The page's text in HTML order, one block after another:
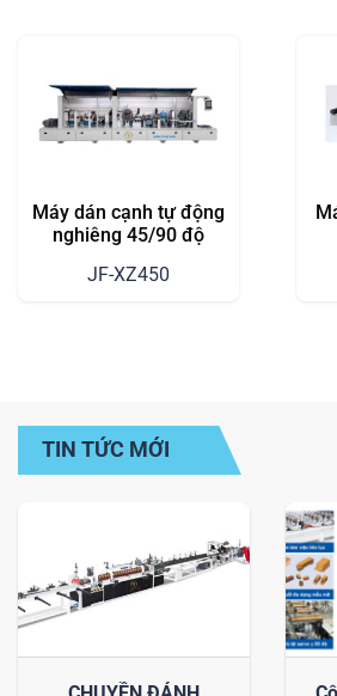
Máy dán cạnh tự động
nghiêng 45/90 độ
JF-XZ450
TIN TỨC MỚI